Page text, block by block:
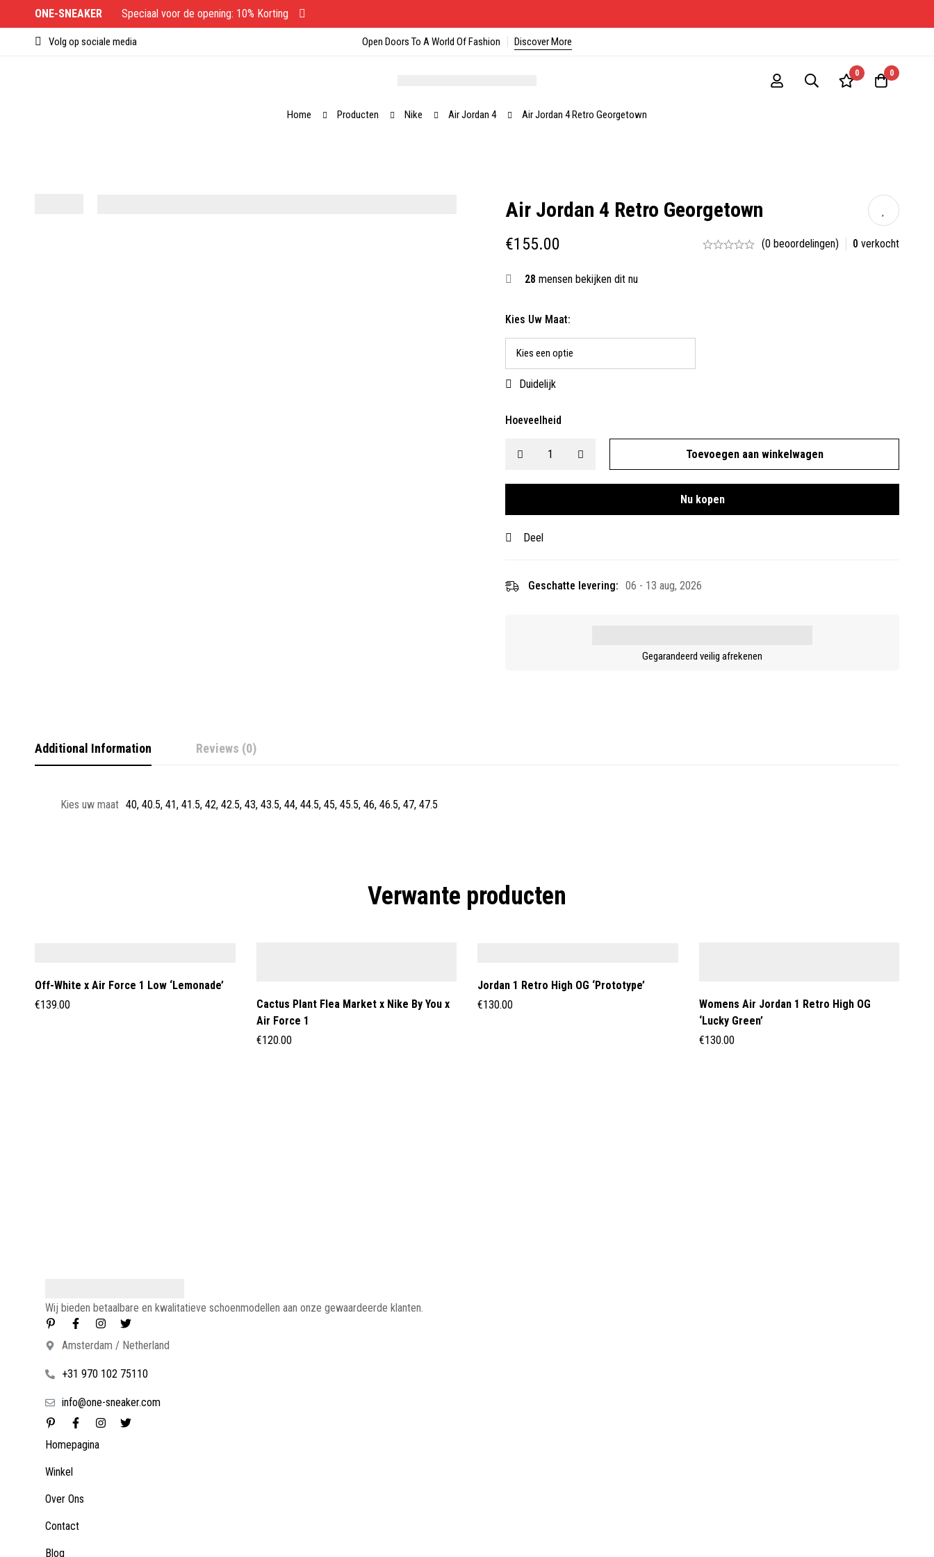
ONE-SNEAKER Speciaal voor de opening: 10% Korting
Volg op sociale media Open Doors To A World Of Fashion Discover More
0 0
Home Producten Nike Air Jordan 4 Air Jordan 4 Retro Georgetown
Air Jordan 4 Retro Georgetown
€155.00 (0 beoordelingen) 0 verkocht
28 mensen bekijken dit nu
Kies Uw Maat:
Duidelijk
Hoeveelheid
Toevoegen aan winkelwagen
Nu kopen
Deel
Geschatte levering: 06 - 13 aug, 2026
Gegarandeerd veilig afrekenen
Additional Information Reviews (0)
Kies uw maat 40, 40.5, 41, 41.5, 42, 42.5, 43, 43.5, 44, 44.5, 45, 45.5, 46, 46.5, 47, 47.5
Verwante producten
Off-White x Air Force 1 Low ‘Lemonade’
€139.00
Cactus Plant Flea Market x Nike By You x
Air Force 1
€120.00
Jordan 1 Retro High OG ‘Prototype’
€130.00
Womens Air Jordan 1 Retro High OG
‘Lucky Green’
€130.00
Wij bieden betaalbare en kwalitatieve schoenmodellen aan onze gewaardeerde klanten.
Amsterdam / Netherland
+31 970 102 75110
info@one-sneaker.com
Homepagina
Winkel
Over Ons
Contact
Blog